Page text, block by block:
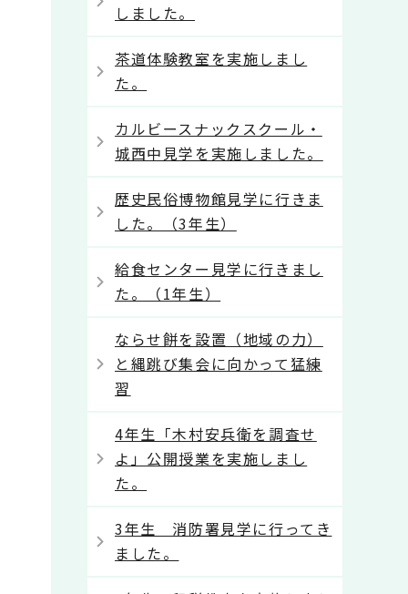
しました。
茶道体験教室を実施しまし
た。
カルビースナックスクール・
城西中見学を実施しました。
歴史民俗博物館見学に行きま
した。（3年生）
給食センター見学に行きまし
た。（1年生）
ならせ餅を設置（地域の力）
と縄跳び集会に向かって猛練
習
4年生「木村安兵衛を調査せ
よ」公開授業を実施しまし
た。
3年生 消防署見学に行ってき
ました。